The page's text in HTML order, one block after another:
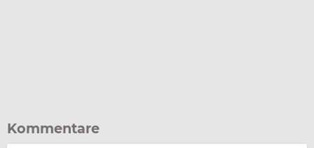
Kommentare